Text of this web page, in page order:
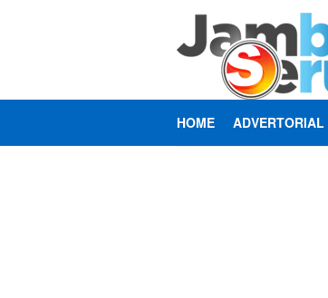
HOME ADVERTORIAL